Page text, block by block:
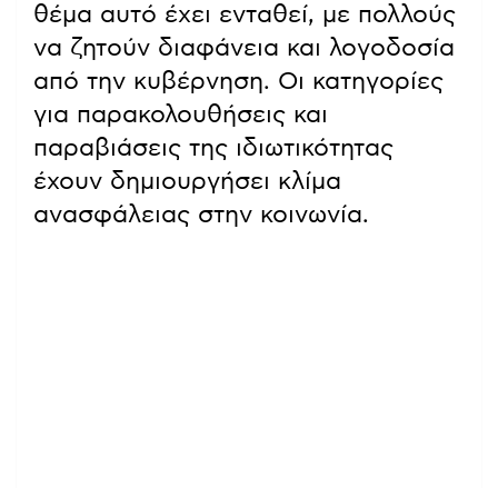
θέμα αυτό έχει ενταθεί, με πολλούς
να ζητούν διαφάνεια και λογοδοσία
από την κυβέρνηση. Οι κατηγορίες
για παρακολουθήσεις και
παραβιάσεις της ιδιωτικότητας
έχουν δημιουργήσει κλίμα
ανασφάλειας στην κοινωνία.